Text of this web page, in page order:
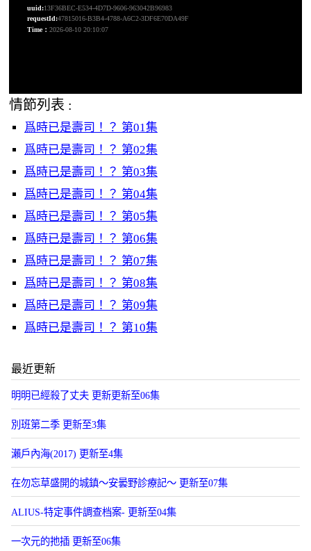
情節列表 :
爲時已是壽司！？ 第01集
爲時已是壽司！？ 第02集
爲時已是壽司！？ 第03集
爲時已是壽司！？ 第04集
爲時已是壽司！？ 第05集
爲時已是壽司！？ 第06集
爲時已是壽司！？ 第07集
爲時已是壽司！？ 第08集
爲時已是壽司！？ 第09集
爲時已是壽司！？ 第10集
最近更新
明明已經殺了丈夫 更新更新至06集
別班第二季 更新至3集
瀨戶內海(2017) 更新至4集
在勿忘草盛開的城鎮～安曇野診療記～ 更新至07集
ALIUS-特定事件調查档案- 更新至04集
一次元的扡插 更新至06集